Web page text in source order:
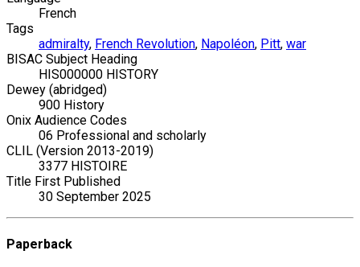
French
Tags
admiralty, French Revolution, Napoléon, Pitt, war
BISAC Subject Heading
HIS000000 HISTORY
Dewey (abridged)
900 History
Onix Audience Codes
06 Professional and scholarly
CLIL (Version 2013-2019)
3377 HISTOIRE
Title First Published
30 September 2025
Paperback